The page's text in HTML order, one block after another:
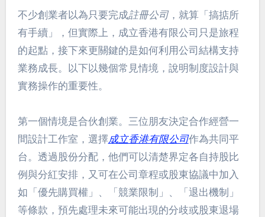
不少創業者以為只要完成註冊公司，就算「搞掂所
有手續」，但實際上，成立香港有限公司只是旅程
的起點，接下來更關鍵的是如何利用公司結構支持
業務成長。以下以幾個常見情境，說明制度設計與
實務操作的重要性。
第一個情境是合伙創業。三位朋友決定合作經營一
間設計工作室，選擇成立香港有限公司作為共同平
台。透過股份分配，他們可以清楚界定各自持股比
例與分紅安排，又可在公司章程或股東協議中加入
如「優先購買權」、「競業限制」、「退出機制」
等條款，預先處理未來可能出現的分歧或股東退場